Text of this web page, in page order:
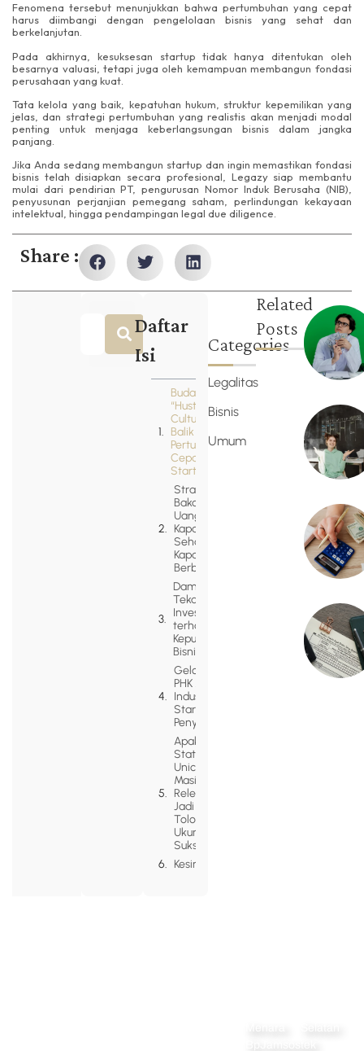
Fenomena tersebut menunjukkan bahwa pertumbuhan yang cepat
harus diimbangi dengan pengelolaan bisnis yang sehat dan
berkelanjutan.
Pada akhirnya, kesuksesan startup tidak hanya ditentukan oleh
besarnya valuasi, tetapi juga oleh kemampuan membangun fondasi
perusahaan yang kuat.
Tata kelola yang baik, kepatuhan hukum, struktur kepemilikan yang
jelas, dan strategi pertumbuhan yang realistis akan menjadi modal
penting untuk menjaga keberlangsungan bisnis dalam jangka
panjang.
Jika Anda sedang membangun startup dan ingin memastikan fondasi
bisnis telah disiapkan secara profesional, Legazy siap membantu
mulai dari pendirian PT, pengurusan Nomor Induk Berusaha (NIB),
penyusunan perjanjian pemegang saham, perlindungan kekayaan
intelektual, hingga pendampingan legal due diligence.
Share :
Daftar
Isi
Budaya
“Hustle
Culture” di
Balik
Pertumbuhan
Cepat
Startup
Strategi
Bakar
Uang:
Kapan
Sehat,
Kapan
Berbahaya
Dampak
Tekanan
Investor
terhadap
Keputusan
Bisnis
Gelombang
PHK Massal di
Industri
Startup: Apa
Penyebabnya
Apakah
Status
Unicorn
Masih
Relevan
Jadi
Tolok
Ukur
Sukses?
Kesimpulan
Categories
Legalitas
Bisnis
Umum
Related
Posts